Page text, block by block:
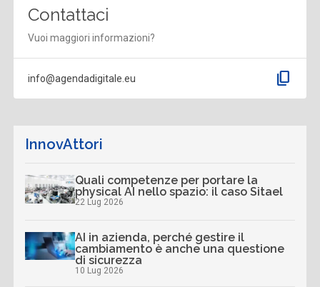
Contattaci
Vuoi maggiori informazioni?
info@agendadigitale.eu content_copy
InnovAttori
Quali competenze per portare la
physical AI nello spazio: il caso Sitael
22 Lug 2026
AI in azienda, perché gestire il
cambiamento è anche una questione
di sicurezza
10 Lug 2026